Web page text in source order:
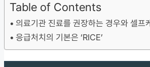
Table of Contents
의료기관 진료를 권장하는 경우와 셀프
응급처치의 기본은 ‘RICE’